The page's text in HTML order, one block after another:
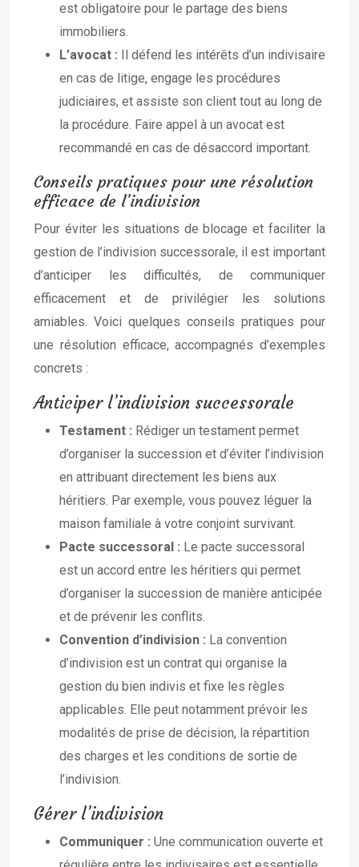
est obligatoire pour le partage des biens
immobiliers.
L’avocat : Il défend les intérêts d’un indivisaire
en cas de litige, engage les procédures
judiciaires, et assiste son client tout au long de
la procédure. Faire appel à un avocat est
recommandé en cas de désaccord important.
Conseils pratiques pour une résolution
efficace de l’indivision
Pour éviter les situations de blocage et faciliter la
gestion de l’indivision successorale, il est important
d’anticiper les difficultés, de communiquer
efficacement et de privilégier les solutions
amiables. Voici quelques conseils pratiques pour
une résolution efficace, accompagnés d’exemples
concrets :
Anticiper l’indivision successorale
Testament : Rédiger un testament permet
d’organiser la succession et d’éviter l’indivision
en attribuant directement les biens aux
héritiers. Par exemple, vous pouvez léguer la
maison familiale à votre conjoint survivant.
Pacte successoral : Le pacte successoral
est un accord entre les héritiers qui permet
d’organiser la succession de manière anticipée
et de prévenir les conflits.
Convention d’indivision : La convention
d’indivision est un contrat qui organise la
gestion du bien indivis et fixe les règles
applicables. Elle peut notamment prévoir les
modalités de prise de décision, la répartition
des charges et les conditions de sortie de
l’indivision.
Gérer l’indivision
Communiquer : Une communication ouverte et